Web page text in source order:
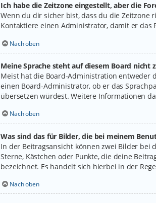
Ich habe die Zeitzone eingestellt, aber die
Wenn du dir sicher bist, dass du die Zeitzone
Kontaktiere einen Administrator, damit er das
Nach oben
Meine Sprache steht auf diesem Board nicht
Meist hat die Board-Administration entweder
einen Board-Administrator, ob er das
übersetzen würdest. Weitere Informationen
Nach oben
Was sind das für Bilder, die bei meinem
In der Beitragsansicht können zwei Bilder bei
Sterne, Kästchen oder Punkte, die deine
bezeichnet. Es handelt sich hierbei in der
Nach oben